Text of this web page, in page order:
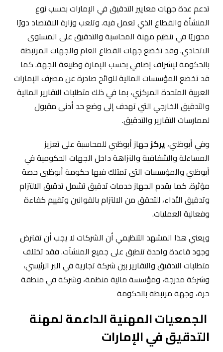
تدعم عدة جهات معايير التدقيق في الإمارات بحسب نوع
المنشأة والقطاع الذي تعمل فيه. وتلعب وزارة الاقتصاد دورًا
محوريًا في تنظيم مهنة المحاسبة والتدقيق على المستوى
الاتحادي. وقد تخضع جهات القطاع العام والجهات المرتبطة
بالحكومة لإشراف إضافي بحسب الإمارة وطبيعة الجهة. كما
قد تخضع المؤسسات المالية للوائح صادرة عن مصرف الإمارات
العربية المتحدة المركزي، بما في ذلك متطلبات التقارير المالية
والتدقيق الخارجي التي تهدف إلى وضع حد أدنى مقبول
لممارسات التقارير والتدقيق.
وفي أبوظبي، يركز جهاز أبوظبي للمحاسبة على تعزيز
المساءلة والشفافية والنزاهة داخل الجهات الحكومية في
أبوظبي والمؤسسات التي تمتلك فيها حكومة أبوظبي حصة
مؤثرة. كما يقدم الجهاز خدمات تدقيق تشمل تدقيق الالتزام
وتدقيق الأداء، للتحقق من الالتزام بالقوانين وتقييم كفاءة
وفعالية العمليات.
ويعني هذا المشهد التنظيمي أن الشركات لا يجب أن تفترض
وجود قاعدة واحدة تنطبق على جميع المنشآت. فقد تختلف
متطلبات التدقيق والتقارير بين شركة تجارية في البر الرئيسي،
وشركة مدرجة، ومؤسسة مالية منظمة، وشركة في منطقة
حرة، وجهة مرتبطة بالحكومة
الجمعيات المهنية الداعمة لمهنة
التدقيق في الإمارات